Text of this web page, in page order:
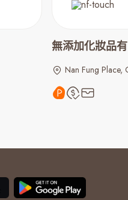
無添加化妝品
Nan Fung Place,